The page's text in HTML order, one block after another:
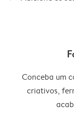
Conceba um
criativos,